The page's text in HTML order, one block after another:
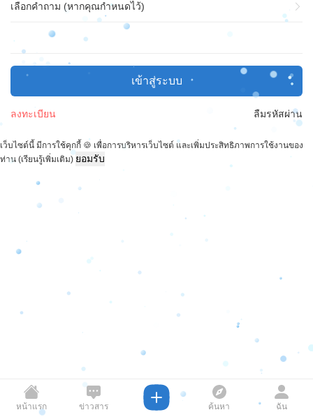
เลือกคำถาม (หากคุณกำหนดไว้)
เข้าสู่ระบบ
ลืมรหัสผ่าน
ลงทะเบียน
เว็บไซต์นี้ มีการใช้คุกกี้ 🍪 เพื่อการบริหารเว็บไซต์ และเพิ่มประสิทธิภาพการใช้งานของ
ท่าน (เรียนรู้เพิ่มเติม) ยอมรับ
หน้าแรก ข่าวสาร ค้นหา ฉัน